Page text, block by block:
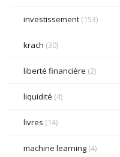
investissement (153)
krach (30)
liberté financière (2)
liquidité (4)
livres (14)
machine learning (4)